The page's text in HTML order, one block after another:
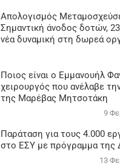
Απολογισμός
Σημαντική άνοδος δοτών,
νέα δυναμική στη δωρεά
Ποιος είναι ο Εμμανουήλ
χειρουργός που ανέλαβε
της Μαρέβας Μητσοτάκη
9
Παράταση για τους 4.000
στο ΕΣΥ με πρόγραμμα
13